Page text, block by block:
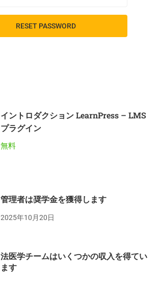
イントロダクション LearnPress – LMS
プラグイン
無料
管理者は奨学金を獲得します
2025年10月20日
法医学チームはいくつかの収入を得てい
ます